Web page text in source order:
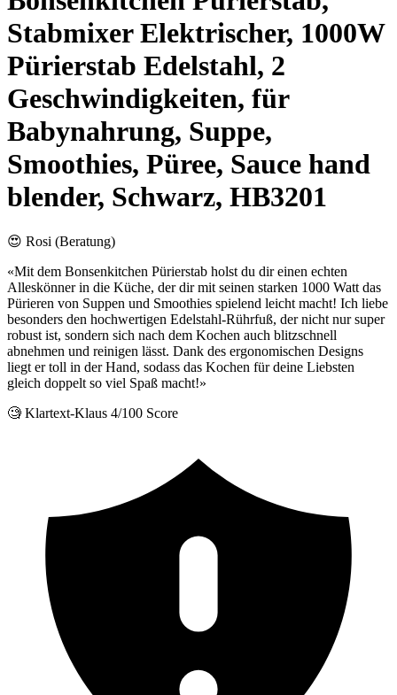
Stabmixer Elektrischer, 1000W
Pürierstab Edelstahl, 2
Geschwindigkeiten, für
Babynahrung, Suppe,
Smoothies, Püree, Sauce hand
blender, Schwarz, HB3201
😍 Rosi (Beratung)
«Mit dem Bonsenkitchen Pürierstab holst du dir einen echten
Alleskönner in die Küche, der dir mit seinen starken 1000 Watt das
Pürieren von Suppen und Smoothies spielend leicht macht! Ich liebe
besonders den hochwertigen Edelstahl-Rührfuß, der nicht nur super
robust ist, sondern sich nach dem Kochen auch blitzschnell
abnehmen und reinigen lässt. Dank des ergonomischen Designs
liegt er toll in der Hand, sodass das Kochen für deine Liebsten
gleich doppelt so viel Spaß macht!»
🧐 Klartext-Klaus 4/100 Score